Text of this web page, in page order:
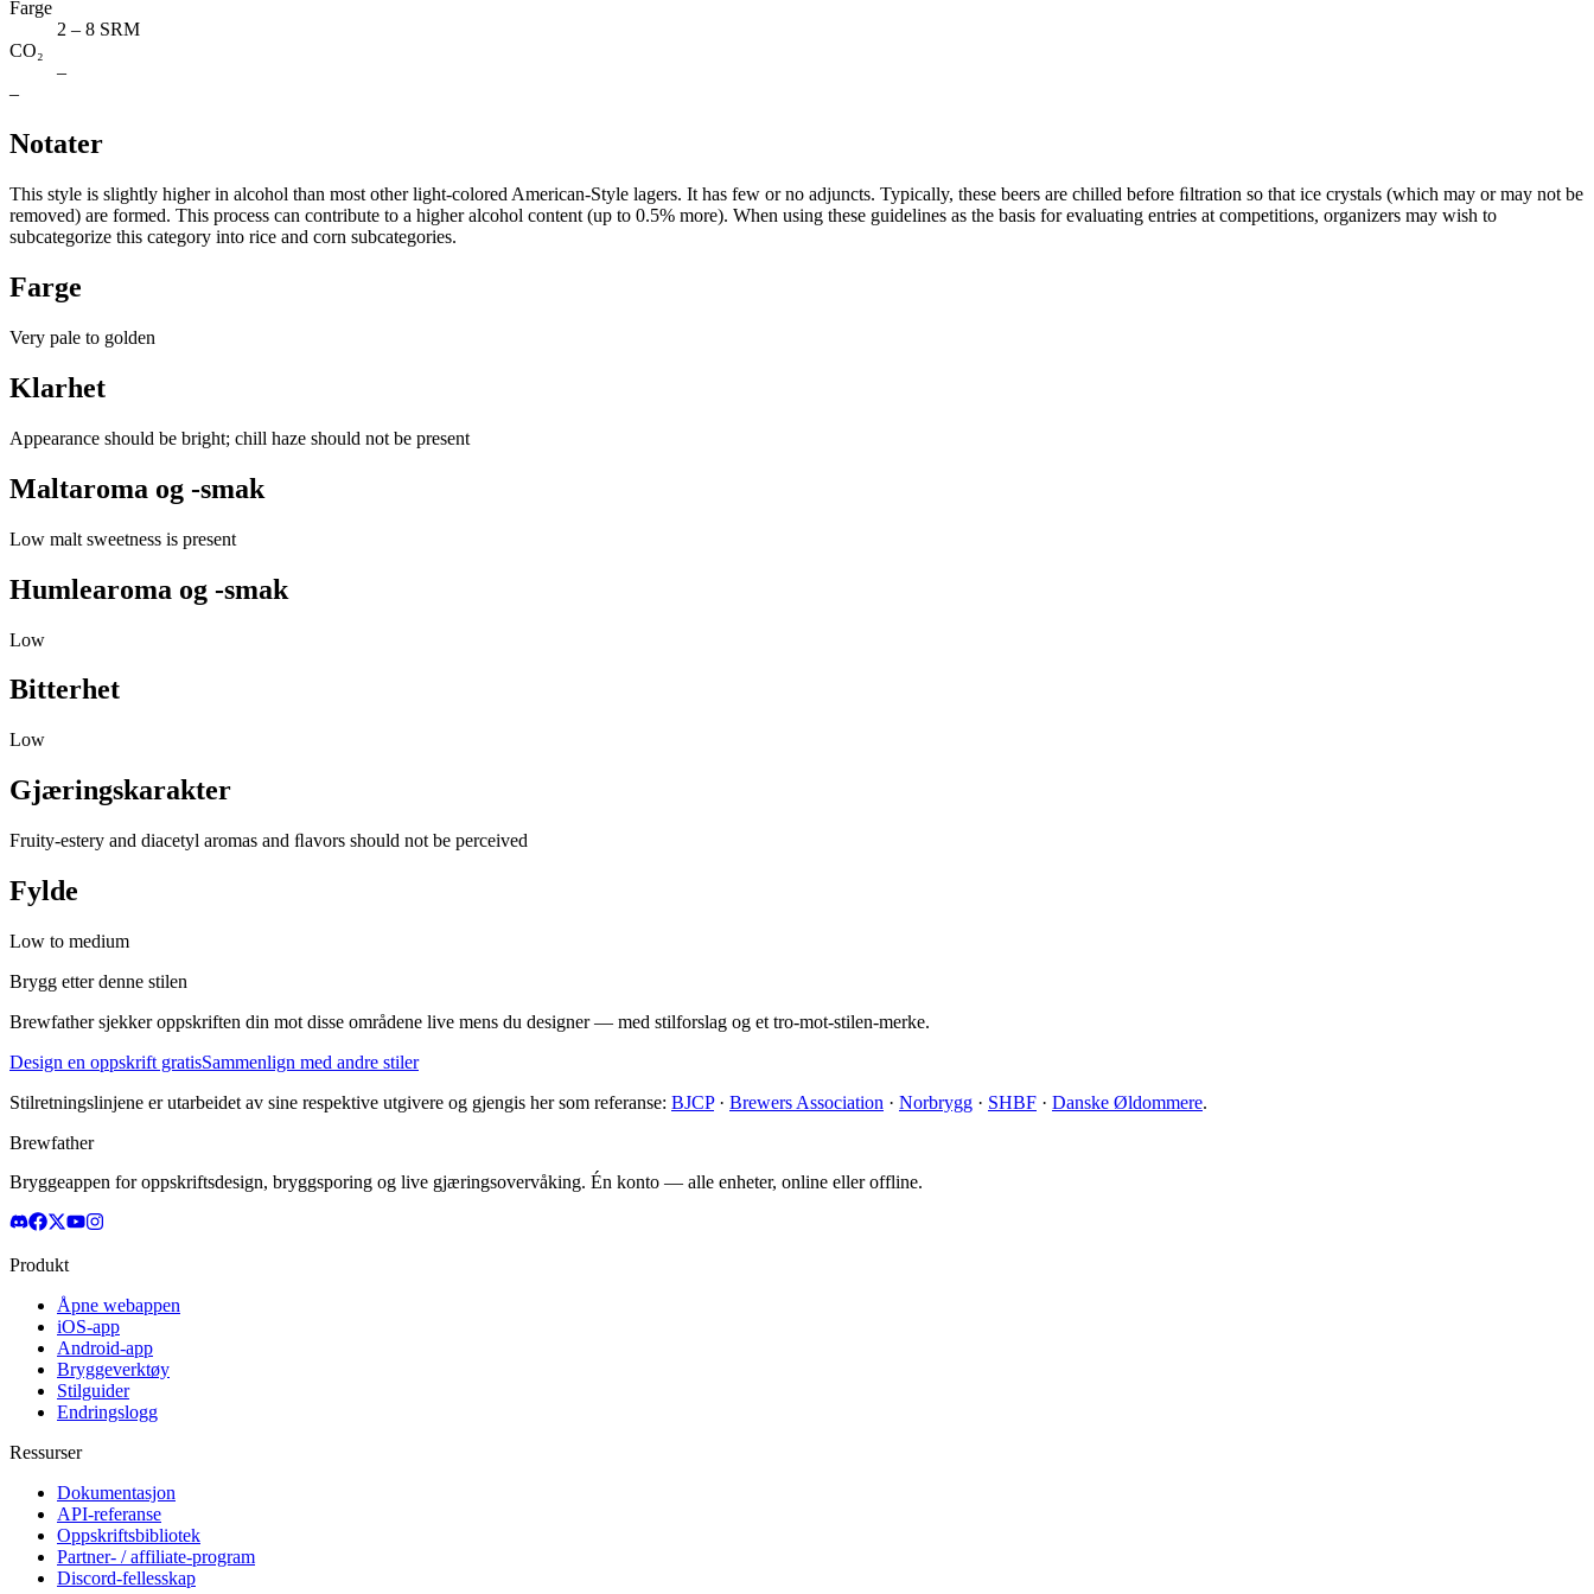
Farge
2 – 8 SRM
CO₂
–
–
Notater
This style is slightly higher in alcohol than most other light-colored American-Style lagers. It has few or no adjuncts. Typically, these beers are chilled before ﬁltration so that ice crystals (which may or may not be
removed) are formed. This process can contribute to a higher alcohol content (up to 0.5% more). When using these guidelines as the basis for evaluating entries at competitions, organizers may wish to
subcategorize this category into rice and corn subcategories.
Farge
Very pale to golden
Klarhet
Appearance should be bright; chill haze should not be present
Maltaroma og -smak
Low malt sweetness is present
Humlearoma og -smak
Low
Bitterhet
Low
Gjæringskarakter
Fruity-estery and diacetyl aromas and ﬂavors should not be perceived
Fylde
Low to medium
Brygg etter denne stilen
Brewfather sjekker oppskriften din mot disse områdene live mens du designer — med stilforslag og et tro-mot-stilen-merke.
Design en oppskrift gratisSammenlign med andre stiler
Stilretningslinjene er utarbeidet av sine respektive utgivere og gjengis her som referanse: BJCP· Brewers Association · Norbrygg · SHBF · Danske Øldommere.
Brewfather
Bryggeappen for oppskriftsdesign, bryggsporing og live gjæringsovervåking. Én konto — alle enheter, online eller offline.
Produkt
Åpne webappen
iOS-app
Android-app
Bryggeverktøy
Stilguider
Endringslogg
Ressurser
Dokumentasjon
API-referanse
Oppskriftsbibliotek
Partner- / affiliate-program
Discord-fellesskap